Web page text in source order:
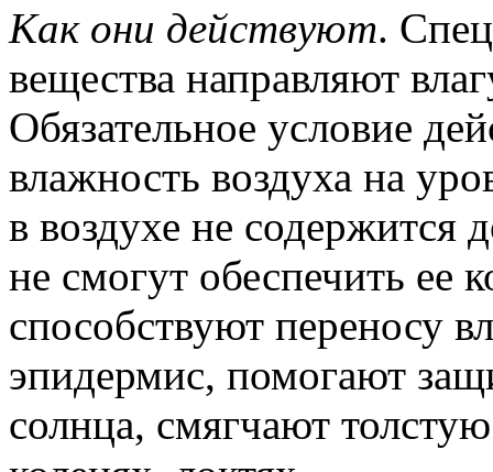
Как они действуют.
вещества направляют
Обязательное условие
влажность воздуха на
в воздухе не содержится
не смогут обеспечить ее
способствуют переносу
эпидермис, помогают
солнца, смягчают